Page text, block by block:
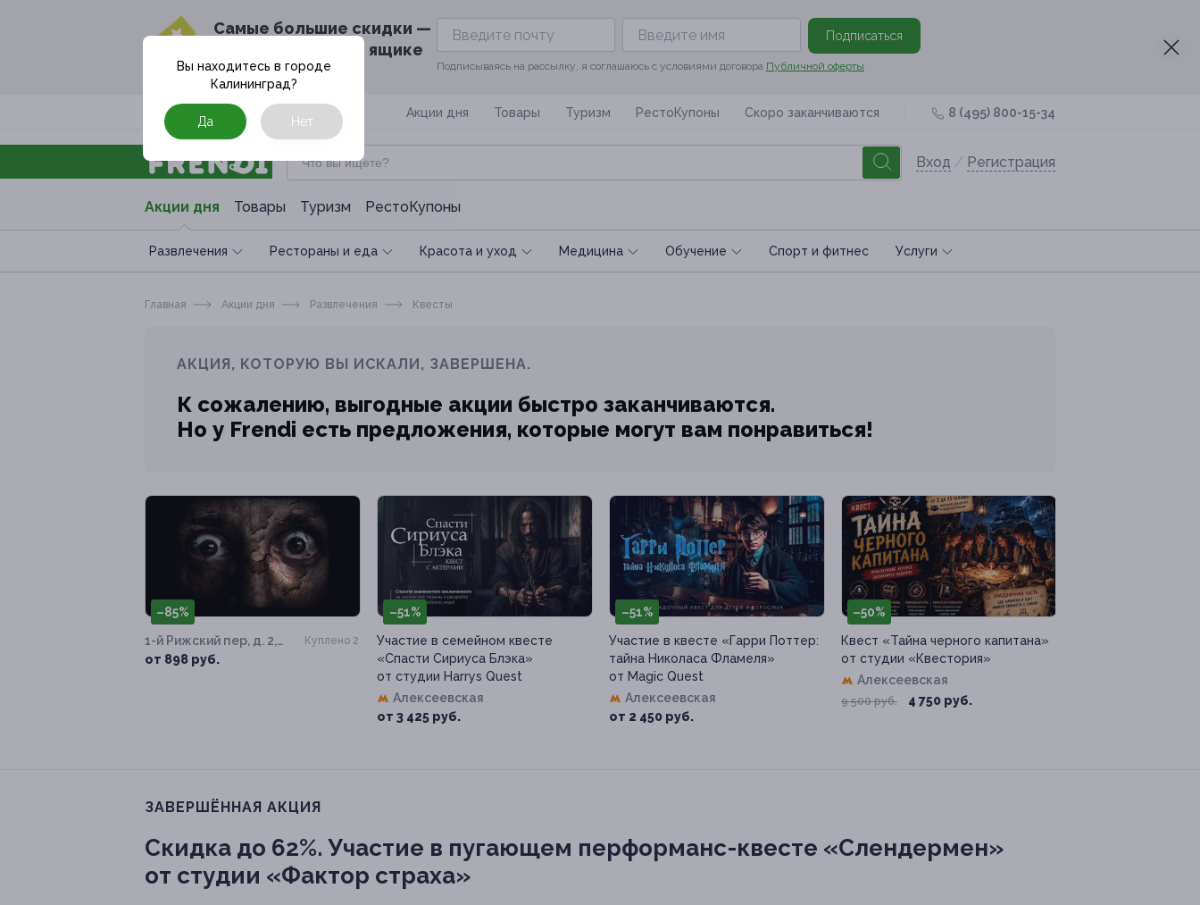
Cамые большие скидки —
в твоём почтовом ящике
Подписаться
Подписываясь на рассылку, я соглашаюсь с условиями договора Публичной оферты
Москва Акции дня Товары Туризм РестоКупоны Скоро заканчиваются 8 (495) 800-15-34
Вход / Регистрация
Акции дня Товары Туризм РестоКупоны
Развлечения Рестораны и еда Красота и уход Медицина Обучение Спoрт и фитнес Услуги
Вы находитесь в городе
Калининград?
Да Нет
Главная Акции дня Развлечения Квеcты
АКЦИЯ, КОТОРУЮ ВЫ ИСКАЛИ, ЗАВЕРШЕНА.
К сожалению, выгодные акции быстро заканчиваются.
Но у Frendi есть предложения, которые могут вам понравиться!
–85%
1-й Рижский пер, д. 2,
стр. 10
от 898 руб.
Куплено 2
–51%
Участие в семейном квесте
«Спасти Сириуса Блэка»
от студии Harrys Quest
Алексеевская
от 3 425 руб.
–51%
Участие в квесте «Гарри Поттер:
тайна Николаса Фламеля»
от Magic Quest
Алексеевская
от 2 450 руб.
–50%
Квест «Тайна черного капитана»
от студии «Квестория»
Алексеевская
9 500 руб. 4 750 руб.
ЗАВЕРШЁННАЯ АКЦИЯ
Скидка до 62%. Участие в пугающем перформанс-квесте «Слендермен»
от студии «Фактор страха»